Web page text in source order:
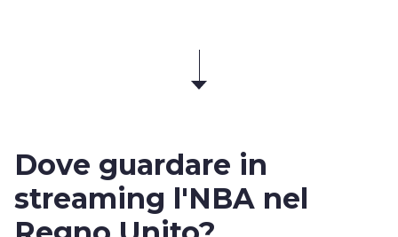
Dove guardare in
streaming l'NBA nel